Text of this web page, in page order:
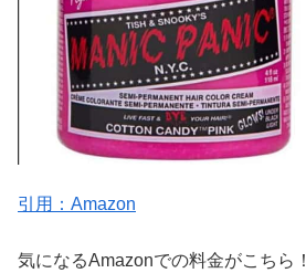
引用：Amazon
気になるAmazonでの料金がこちら！